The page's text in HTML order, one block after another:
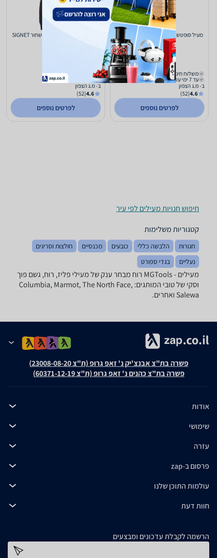
מעיל סופטשייל Soft-Shell שחור SIGNET
M
144
₪
משלוח חינם
עד 7 ימי עסקים
ב- מ.ג הצפון
4.6
(52)
לפרטים נוספים
מעיל סופטשייל Soft-Shell שחור SIGNET
משלוח חינם
עד 7 ימי עסקים
ב- מ.ג הצפון
4.6
(52)
לפרטים נוספים
חיפוש חנויות מעילים לפי עיר
קטגוריות משלימות
חגורות הלבשה כללי כובעים מכנסיים
חולצות וסריגים
נעליים
בגדי ספורט
מעילים - ‏MGTools ‏רוח מבחר ענק של מעילי פליז, רוח, גשם פוך
וסקי של טובי המותגים: Columbia, Marmot, The North Face,
Salewa ואחרים.
פשרה בת"צ אבנצ'יק נ' זאפ גרופ (ת"צ 23008-08-20)
פשרה בת"צ כהנים נ' זאפ גרופ (ת"צ 60371-12-19)
אודות
שימושי
עזרה
פרסום ב-zap
עולמות התוכן שלנו
חוות דעת
הרשמה לקבלת עדכונים ומבצעים